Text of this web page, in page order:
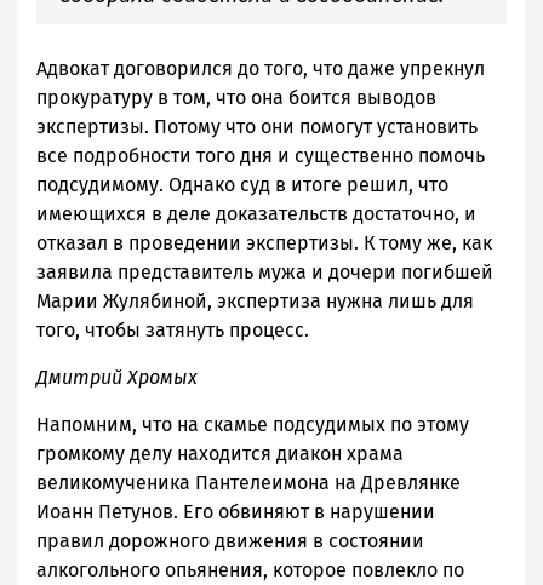
Адвокат договорился до того, что даже упрекнул
прокуратуру в том, что она боится выводов
экспертизы. Потому что они помогут установить
все подробности того дня и существенно помочь
подсудимому. Однако суд в итоге решил, что
имеющихся в деле доказательств достаточно, и
отказал в проведении экспертизы. К тому же, как
заявила представитель мужа и дочери погибшей
Марии Жулябиной, экспертиза нужна лишь для
того, чтобы затянуть процесс.
Дмитрий Хромых
Напомним, что на скамье подсудимых по этому
громкому делу находится диакон храма
великомученика Пантелеимона на Древлянке
Иоанн Петунов. Его обвиняют в нарушении
правил дорожного движения в состоянии
алкогольного опьянения, которое повлекло по